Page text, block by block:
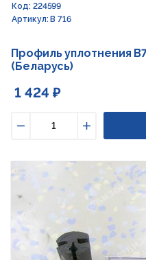
Код: 224599
Артикул: В 716
Профиль уплотнения
(Беларусь)
1 424 ₽
Увеличить